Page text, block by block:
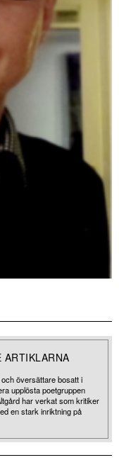
ARTIKLARNA
översättare bosatt i
upplösta poetgruppen
har verkat som kritiker
en stark inriktning på